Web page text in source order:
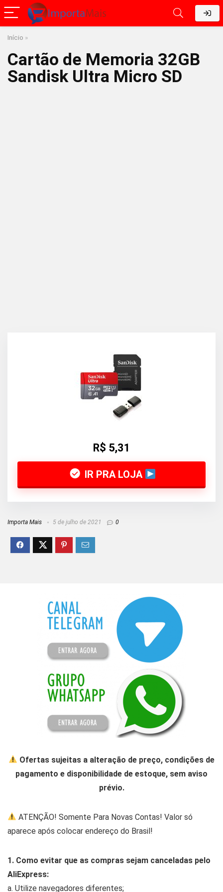
Início »
Cartão de Memoria 32GB
Sandisk Ultra Micro SD
R$ 5,31
IR PRA LOJA
Importa Mais 5 de julho de 2021 0
Ofertas sujeitas a alteração de preço, condições de
pagamento e disponibilidade de estoque, sem aviso
prévio.
ATENÇÃO! Somente Para Novas Contas! Valor só
aparece após colocar endereço do Brasil!
1. Como evitar que as compras sejam canceladas pelo
AliExpress:
a. Utilize navegadores diferentes;